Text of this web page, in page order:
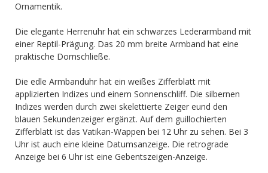
Ornamentik.
Die elegante Herrenuhr hat ein schwarzes Lederarmband mit
einer Reptil-Prägung. Das 20 mm breite Armband hat eine
praktische Dornschließe.
Die edle Armbanduhr hat ein weißes Zifferblatt mit
applizierten Indizes und einem Sonnenschliff. Die silbernen
Indizes werden durch zwei skelettierte Zeiger eund den
blauen Sekundenzeiger ergänzt. Auf dem guillochierten
Zifferblatt ist das Vatikan-Wappen bei 12 Uhr zu sehen. Bei 3
Uhr ist auch eine kleine Datumsanzeige. Die retrograde
Anzeige bei 6 Uhr ist eine Gebentszeigen-Anzeige.